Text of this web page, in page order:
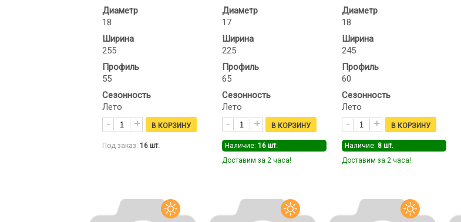
Диаметр
18
Ширина
255
Профиль
55
Сезонность
Лето
Под заказ: 16 шт.
Диаметр
17
Ширина
225
Профиль
65
Сезонность
Лето
Наличие: 16 шт.
Доставим за 2 часа!
Диаметр
18
Ширина
245
Профиль
60
Сезонность
Лето
Наличие: 8 шт.
Доставим за 2 часа!